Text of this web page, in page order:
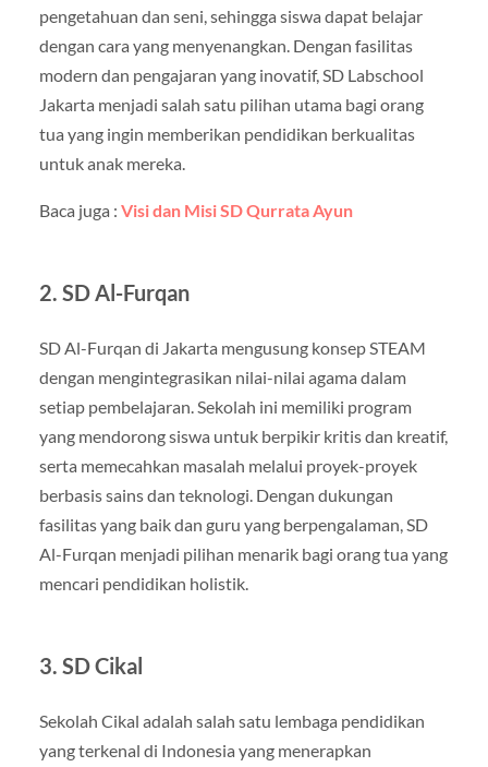
pengetahuan dan seni, sehingga siswa dapat belajar
dengan cara yang menyenangkan. Dengan fasilitas
modern dan pengajaran yang inovatif, SD Labschool
Jakarta menjadi salah satu pilihan utama bagi orang
tua yang ingin memberikan pendidikan berkualitas
untuk anak mereka.
Baca juga : Visi dan Misi SD Qurrata Ayun
2. SD Al-Furqan
SD Al-Furqan di Jakarta mengusung konsep STEAM
dengan mengintegrasikan nilai-nilai agama dalam
setiap pembelajaran. Sekolah ini memiliki program
yang mendorong siswa untuk berpikir kritis dan kreatif,
serta memecahkan masalah melalui proyek-proyek
berbasis sains dan teknologi. Dengan dukungan
fasilitas yang baik dan guru yang berpengalaman, SD
Al-Furqan menjadi pilihan menarik bagi orang tua yang
mencari pendidikan holistik.
3. SD Cikal
Sekolah Cikal adalah salah satu lembaga pendidikan
yang terkenal di Indonesia yang menerapkan